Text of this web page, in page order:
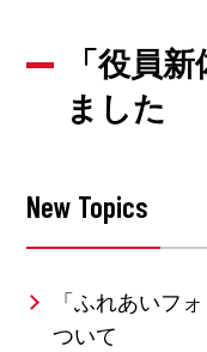
「役員
ました
New Topics
「ふれあいフ
ついて